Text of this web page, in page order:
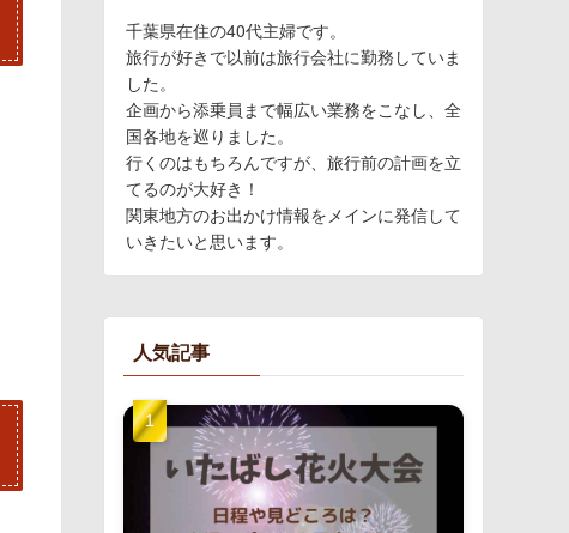
千葉県在住の40代主婦です。
旅行が好きで以前は旅行会社に勤務していま
した。
企画から添乗員まで幅広い業務をこなし、全
国各地を巡りました。
行くのはもちろんですが、旅行前の計画を立
てるのが大好き！
関東地方のお出かけ情報をメインに発信して
いきたいと思います。
人気記事